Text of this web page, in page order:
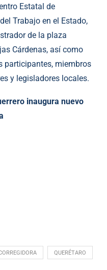
Estatal de
Trabajo en el Estado,
de la plaza
Cárdenas, así como
participantes, miembros
y legisladores locales.
inaugura nuevo
QUERÉTARO